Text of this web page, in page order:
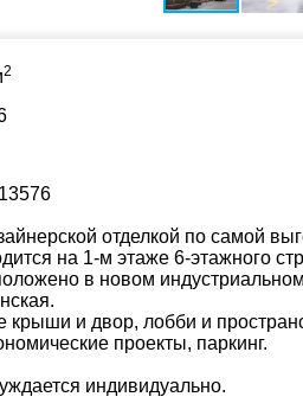
2
отделкой по самой
на 1-м этаже 6-этажного
в новом
крыши и двор, лобби и
проекты, паркинг.
индивидуально.